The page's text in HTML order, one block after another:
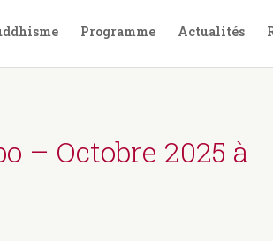
Programme Actualités
– Octobre 2025 à